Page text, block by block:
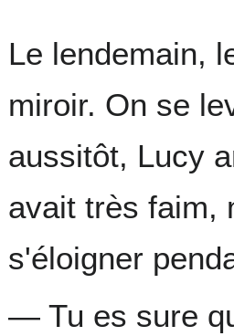
Le lendemain,
miroir. On se
aussitôt, Lucy
avait très faim,
s'éloigner
— Tu es sure